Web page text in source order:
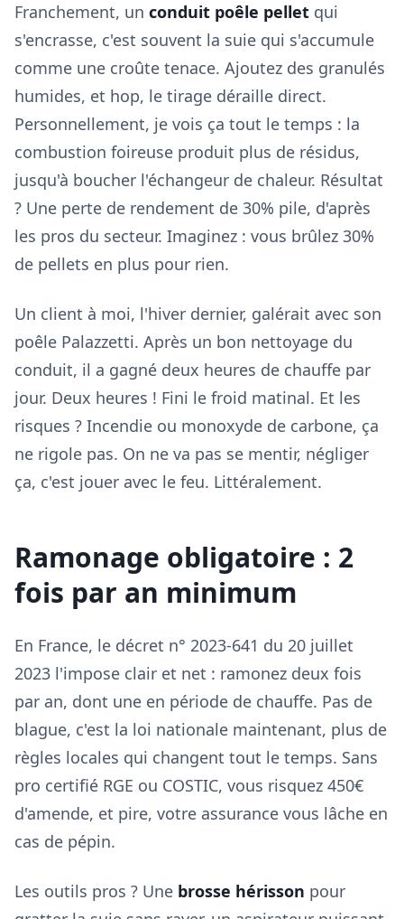
Franchement, un conduit poêle pellet qui
s'encrasse, c'est souvent la suie qui s'accumule
comme une croûte tenace. Ajoutez des granulés
humides, et hop, le tirage déraille direct.
Personnellement, je vois ça tout le temps : la
combustion foireuse produit plus de résidus,
jusqu'à boucher l'échangeur de chaleur. Résultat
? Une perte de rendement de 30% pile, d'après
les pros du secteur. Imaginez : vous brûlez 30%
de pellets en plus pour rien.
Un client à moi, l'hiver dernier, galérait avec son
poêle Palazzetti. Après un bon nettoyage du
conduit, il a gagné deux heures de chauffe par
jour. Deux heures ! Fini le froid matinal. Et les
risques ? Incendie ou monoxyde de carbone, ça
ne rigole pas. On ne va pas se mentir, négliger
ça, c'est jouer avec le feu. Littéralement.
Ramonage obligatoire : 2
fois par an minimum
En France, le décret n° 2023-641 du 20 juillet
2023 l'impose clair et net : ramonez deux fois
par an, dont une en période de chauffe. Pas de
blague, c'est la loi nationale maintenant, plus de
règles locales qui changent tout le temps. Sans
pro certifié RGE ou COSTIC, vous risquez 450€
d'amende, et pire, votre assurance vous lâche en
cas de pépin.
Les outils pros ? Une brosse hérisson pour